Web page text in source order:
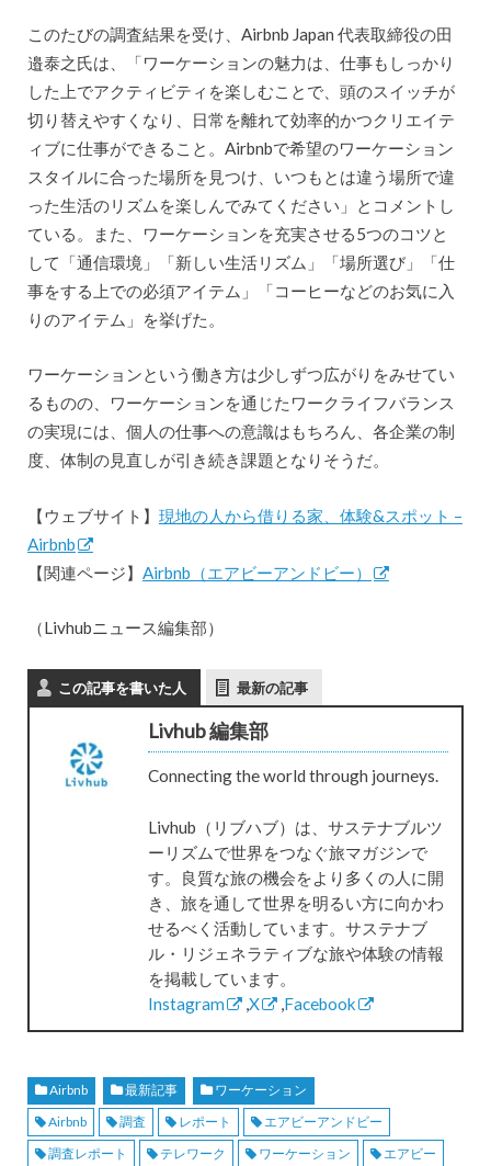
このたびの調査結果を受け、Airbnb Japan 代表取締役の田
邉泰之氏は、「ワーケーションの魅力は、仕事もしっかり
した上でアクティビティを楽しむことで、頭のスイッチが
切り替えやすくなり、日常を離れて効率的かつクリエイテ
ィブに仕事ができること。Airbnbで希望のワーケーション
スタイルに合った場所を見つけ、いつもとは違う場所で違
った生活のリズムを楽しんでみてください」とコメントし
ている。また、ワーケーションを充実させる5つのコツと
して「通信環境」「新しい生活リズム」「場所選び」「仕
事をする上での必須アイテム」「コーヒーなどのお気に入
りのアイテム」を挙げた。
ワーケーションという働き方は少しずつ広がりをみせてい
るものの、ワーケーションを通じたワークライフバランス
の実現には、個人の仕事への意識はもちろん、各企業の制
度、体制の見直しが引き続き課題となりそうだ。
【ウェブサイト】 現地の人から借りる家、体験&スポット –
Airbnb
【関連ページ】 Airbnb（エアビーアンドビー）
（Livhubニュース編集部）
この記事を書いた人 最新の記事
Livhub 編集部
Connecting the world through journeys.
Livhub（リブハブ）は、サステナブルツ
ーリズムで世界をつなぐ旅マガジンで
す。良質な旅の機会をより多くの人に開
き、旅を通して世界を明るい方に向かわ
せるべく活動しています。サステナブ
ル・リジェネラティブな旅や体験の情報
を掲載しています。
Instagram
,X ,Facebook
Airbnb 最新記事
ワーケーション
Airbnb
調査 レポート
エアビーアンドビー
調査レポート
テレワーク ワーケーション エアビー